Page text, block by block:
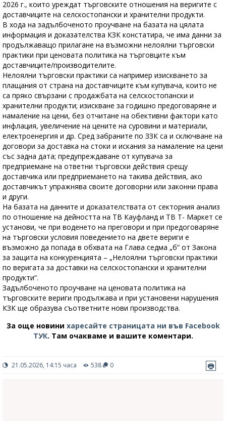
2026 г., които уреждат търговските отношения на веригите с
доставчиците на селскостопански и хранителни продукти.
В хода на задълбоченото проучване на базата на цялата
информация и доказателства КЗК констатира, че има данни за
продължаващо прилагане на възможни нелоялни търговски
практики при ценовата политика на търговците към
доставчиците/производителите.
Нелоялни търговски практики са например изискването за
плащания от страна на доставчиците към купувача, които не
са пряко свързани с продажбата на селскостопански и
хранителни продукти; изискване за годишно предоговаряне и
намаление на цени, без отчитане на обективни фактори като
инфлация, увеличение на цените на суровини и материали,
електроенергия и др. Сред забраните по ЗЗК са и сключване на
договори за доставка на стоки и искания за намаление на цени
със задна дата; предупреждаване от купувача за
предприемане на ответни търговски действия срещу
доставчика или предприемането на такива действия, ако
доставчикът упражнява своите договорни или законни права
и други.
На базата на данните и доказателствата от секторния анализ
по отношение на дейността на ТВ Кауфланд и ТВ Т- Маркет се
установи, че при воденето на преговори и при предоговаряне
на търговски условия поведението на двете вериги е
възможно да попада в обхвата на Глава седма „б“ от Закона
за защита на конкуренцията – „Нелоялни търговски практики
по веригата за доставки на селскостопански и хранителни
продукти“.
Задълбоченото проучване на ценовата политика на
търговските вериги продължава и при установени нарушения
КЗК ще образува съответните нови производства.
За още новини харесайте страницата ни във Facebook
ТУК. Там очакваме и вашите коментари.
21.05.2026, 14:15 часа 538 0